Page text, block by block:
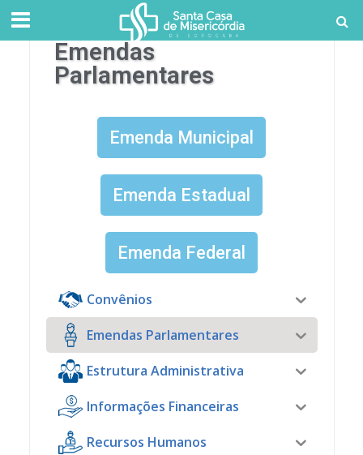
Emendas
Parlamentares
Emenda Municipal
Emenda Estadual
Emenda Federal
Convênios
Emendas Parlamentares
Estrutura Administrativa
Informações Financeiras
Recursos Humanos